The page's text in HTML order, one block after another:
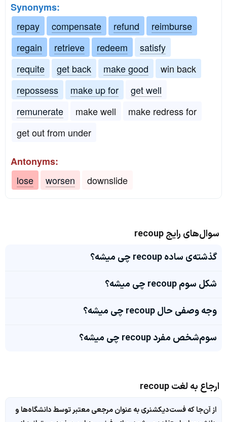
Synonyms:
repay
compensate refund
reimburse
regain
retrieve redeem
satisfy
requite
get back make good
win back
repossess
make up for
get well
remunerate
make well
make redress for
get out from under
Antonyms:
lose
worsen downslide
سوال‌های رایج recoup
گذشته‌ی ساده recoup چی میشه؟
شکل سوم recoup چی میشه؟
وجه وصفی حال recoup چی میشه؟
سوم‌شخص مفرد recoup چی میشه؟
ارجاع به لغت recoup
از آن‌جا که فست‌دیکشنری به عنوان مرجعی معتبر توسط دانشگاه‌ها و